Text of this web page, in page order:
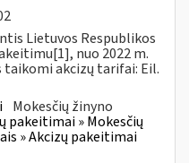
Lietuvos Respublikos
nuo 2022 m.
taikomi akcizų tarifai: Eil.
Mokesčių žinyno
pakeitimai » Mokesčių
» Akcizų pakeitimai